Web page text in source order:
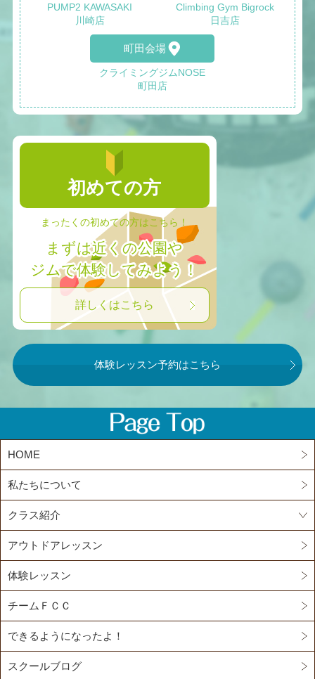
PUMP2 KAWASAKI
川崎店
Climbing Gym Bigrock
日吉店
町田会場
クライミングジムNOSE
町田店
初めての方
まったくの初めての方はこちら！
まずは近くの公園や
ジムで体験してみよう！
詳しくはこちら
体験レッスン予約はこちら
HOME
私たちについて
クラス紹介
アウトドアレッスン
体験レッスン
チームＦＣＣ
できるようになったよ！
スクールブログ